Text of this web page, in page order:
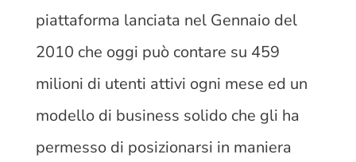
piattaforma lanciata nel Gennaio del
2010 che oggi può contare su 459
milioni di utenti attivi ogni mese ed un
modello di business solido che gli ha
permesso di posizionarsi in maniera